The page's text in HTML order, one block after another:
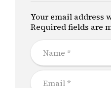
Your email address
Required fields are